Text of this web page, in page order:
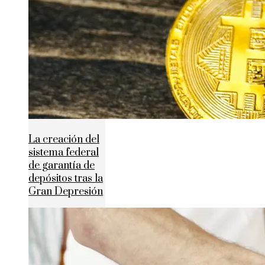
La creación del
sistema federal
de garantía de
depósitos tras la
Gran Depresión